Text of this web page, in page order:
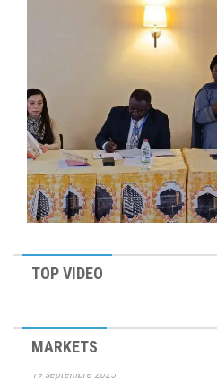
TOP VIDEO
MARKETS
10ème Session Ordinaire et
Comité de Pilotage du PAREC
19 septembre 2025